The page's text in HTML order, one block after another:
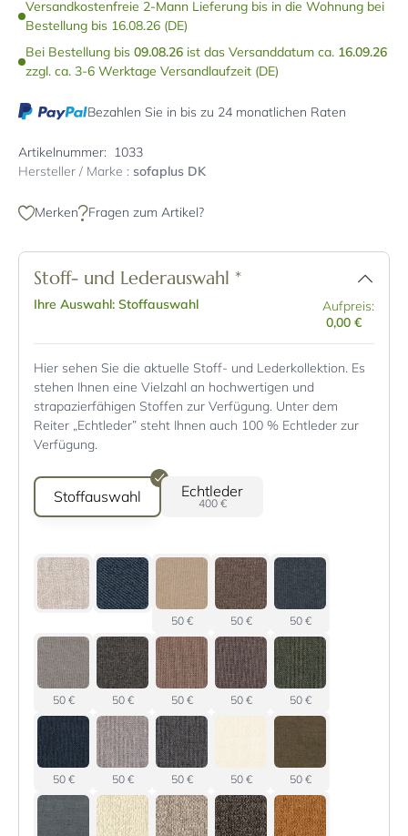
Versandkostenfreie 2-Mann Lieferung bis in die Wohnung bei
Bestellung bis 16.08.26 (DE)
Bei Bestellung bis 09.08.26 ist das Versanddatum ca. 16.09.26
zzgl. ca. 3-6 Werktage Versandlaufzeit (DE)
Bezahlen Sie in bis zu 24 monatlichen Raten
Artikelnummer: 1033
Hersteller / Marke : sofaplus DK
Merken Fragen zum Artikel?
Stoff- und Lederauswahl *
Ihre Auswahl: Stoffauswahl
Aufpreis:
0,00 €
Hier sehen Sie die aktuelle Stoff- und Lederkollektion. Es
stehen Ihnen eine Vielzahl an hochwertigen und
strapazierfähigen Stoffen zur Verfügung. Unter dem
Reiter „Echtleder” steht Ihnen auch 100 % Echtleder zur
Verfügung.
Stoffauswahl Echtleder
400 €
50 € 50 € 50 €
50 € 50 € 50 € 50 € 50 €
50 € 50 € 50 € 50 € 50 €